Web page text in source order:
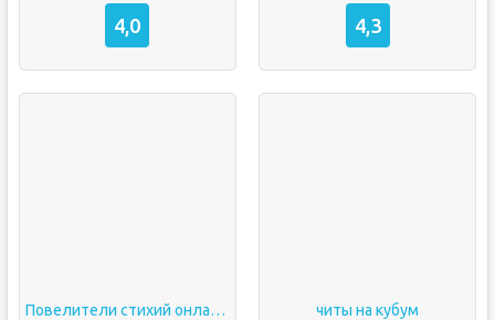
4,0 4,3
Повелители стихий онлайн игра elem mobi читы на кубум